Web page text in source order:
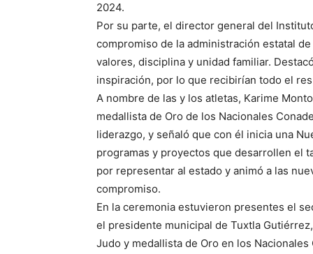
2024.
Por su parte, el director general del
compromiso de la administración estatal
valores, disciplina y unidad familiar.
inspiración, por lo que recibirían todo el
A nombre de las y los atletas, Karime
medallista de Oro de los Nacionales
liderazgo, y señaló que con él inicia una
programas y proyectos que desarrollen el
por representar al estado y animó a las
compromiso.
En la ceremonia estuvieron presentes el
el presidente municipal de Tuxtla
Judo y medallista de Oro en los